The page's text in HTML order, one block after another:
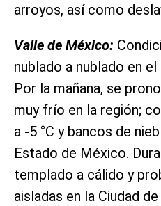
arroyos, así como
Valle de México:
nublado a nublado en
Por la mañana, se
muy frío en la región;
a -5 °C y bancos de
Estado de México.
templado a cálido y
aisladas en la Ciudad